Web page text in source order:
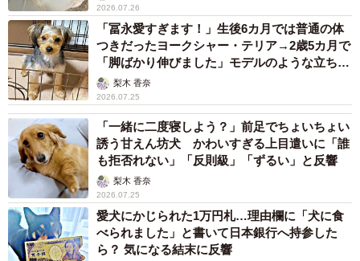
2026.07.26
「冨永愛すぎます！」生後6カ月では普通の体
つきだったヨークシャー・テリア→2歳5カ月で
「脚ばかり伸びました」モデルのような立ち姿
に「AIかと思った」
梨木 香奈
2026.07.25
「一緒に二度寝しよう？」前足でちょいちょい
誘う甘えん坊犬 かわいすぎる上目遣いに「誰
も拒否れない」「反則級」「ずるい」と反響
梨木 香奈
2026.07.25
愛犬にかじられた1万円札…理由欄に「犬に食
べられました」と書いて日本銀行へ持参した
ら？ 気になる結末に反響